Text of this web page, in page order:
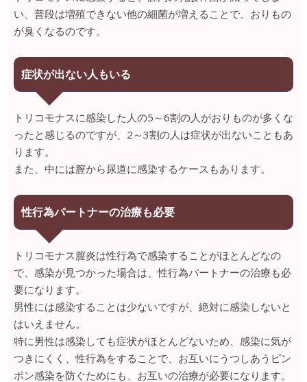
い、普段は増殖できない他の細菌が増えることで、おりもの
が臭くなるのです。
症状が出ない人もいる
トリコモナスに感染した人の5～6割の人がおりものが多くな
ったと感じるのですが、2～3割の人は症状が出ないこともあ
ります。
また、中には膣から尿道に感染するケースもあります。
性行為パートナーの治療も必要
トリコモナス膣炎は性行為で感染することがほとんどなの
で、感染が見つかった場合は、性行為パートナーの治療も必
要になります。
男性には感染することは少ないですが、絶対に感染しないと
はいえません。
特に男性は感染しても症状がほとんどないため、感染に気が
つきにくく、性行為をすることで、お互いにうつしあうピン
ポン感染を防ぐためにも、お互いの治療が必要になります。